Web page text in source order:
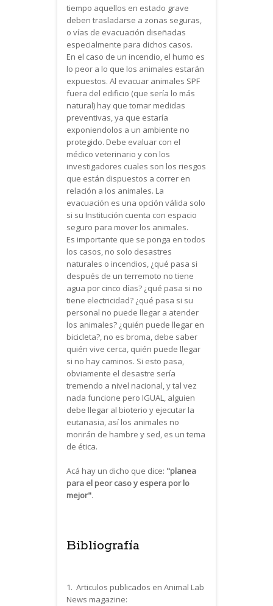
tiempo aquellos en estado grave
deben trasladarse a zonas seguras,
o vías de evacuación diseñadas
especialmente para dichos casos.
En el caso de un incendio, el humo es
lo peor a lo que los animales estarán
expuestos. Al evacuar animales SPF
fuera del edificio (que sería lo más
natural) hay que tomar medidas
preventivas, ya que estaría
exponiendolos a un ambiente no
protegido. Debe evaluar con el
médico veterinario y con los
investigadores cuales son los riesgos
que están dispuestos a correr en
relación a los animales. La
evacuación es una opción válida solo
si su Institución cuenta con espacio
seguro para mover los animales.
Es importante que se ponga en todos
los casos, no solo desastres
naturales o incendios, ¿qué pasa si
después de un terremoto no tiene
agua por cinco días? ¿qué pasa si no
tiene electricidad? ¿qué pasa si su
personal no puede llegar a atender
los animales? ¿quién puede llegar en
bicicleta?, no es broma, debe saber
quién vive cerca, quién puede llegar
si no hay caminos. Si esto pasa,
obviamente el desastre sería
tremendo a nivel nacional, y tal vez
nada funcione pero IGUAL, alguien
debe llegar al bioterio y ejecutar la
eutanasia, así los animales no
morirán de hambre y sed, es un tema
de ética.
Acá hay un dicho que dice: "planea
para el peor caso y espera por lo
mejor".
Bibliografía
1. Articulos publicados en Animal Lab
News magazine: